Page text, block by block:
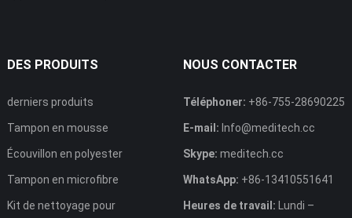
DES PRODUITS
derniers produits
Tampon en mousse
Écouvillon en polyester
Tampon en microfibre
Kit de nettoyage pour
NOUS CONTACTER
Téléphoner: +86-755-28690225
E-mail: Info@meditech.cc
Skype: meditech.cc
WhatsApp: +86-13410551641
Heures de travail: Lundi –